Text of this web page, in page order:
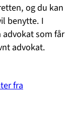
og du kan
benytte. I
som får
advokat.
fra